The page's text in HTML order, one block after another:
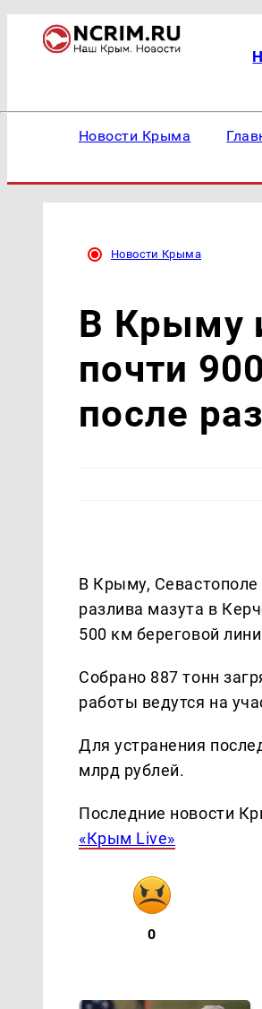
Новости Крыма
Новости Крыма
В Крыму
почти
после
В Крыму, Севастополе
разлива мазута в
500 км береговой
Собрано 887 тонн
работы ведутся на
Для устранения
млрд рублей.
Последние новости
«Крым Live»
0